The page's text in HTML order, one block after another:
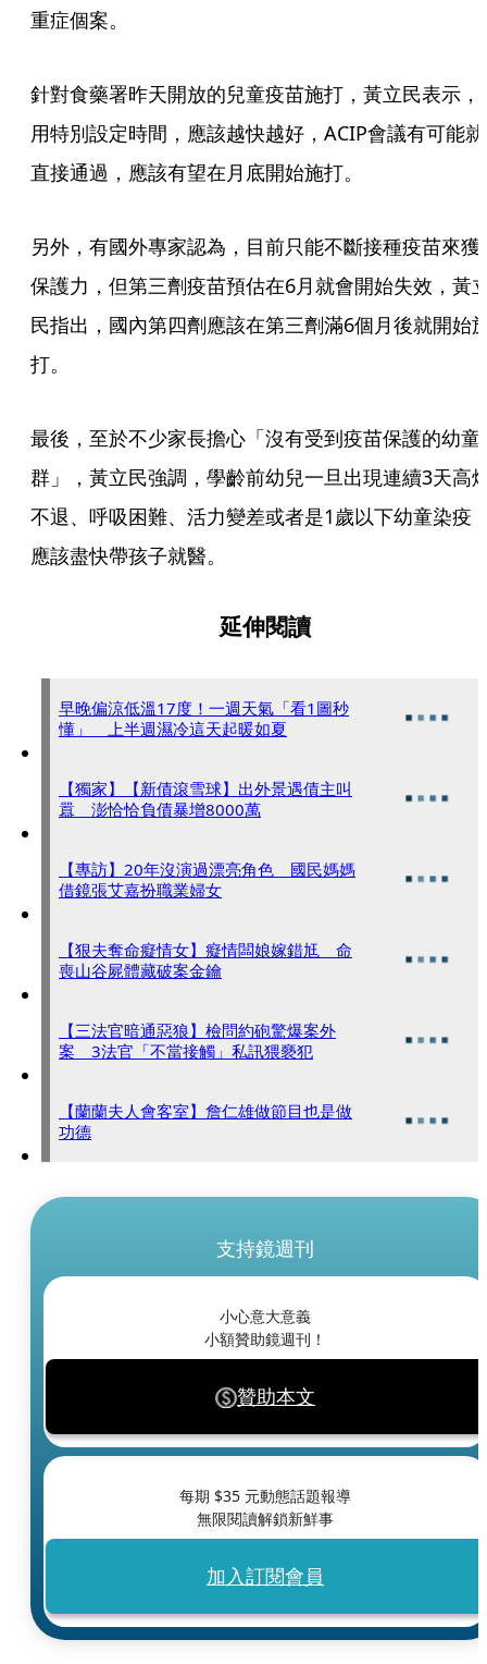
重症個案。
針對食藥署昨天開放的兒童疫苗施打，黃立民表示，
用特別設定時間，應該越快越好，ACIP會議有可能就
直接通過，應該有望在月底開始施打。
另外，有國外專家認為，目前只能不斷接種疫苗來獲
保護力，但第三劑疫苗預估在6月就會開始失效，黃
民指出，國內第四劑應該在第三劑滿6個月後就開始
打。
最後，至於不少家長擔心「沒有受到疫苗保護的幼童
群」，黃立民強調，學齡前幼兒一旦出現連續3天高
不退、呼吸困難、活力變差或者是1歲以下幼童染疫
應該盡快帶孩子就醫。
延伸閱讀
早晚偏涼低溫17度！一週天氣「看1圖秒
懂」 上半週濕冷這天起暖如夏
【獨家】【新債滾雪球】出外景遇債主叫
囂 澎恰恰負債暴增8000萬
【專訪】20年沒演過漂亮角色 國民媽媽
借鏡張艾嘉扮職業婦女
【狠夫奪命癡情女】癡情闆娘嫁錯尪 命
喪山谷屍體藏破案金鑰
【三法官暗通惡狼】檢問約砲驚爆案外
案 3法官「不當接觸」私訊猥褻犯
【蘭蘭夫人會客室】詹仁雄做節目也是做
功德
支持鏡週刊
小心意大意義
小額贊助鏡週刊！
贊助本文
每期 $35 元動態話題報導
無限閱讀解鎖新鮮事
加入訂閱會員